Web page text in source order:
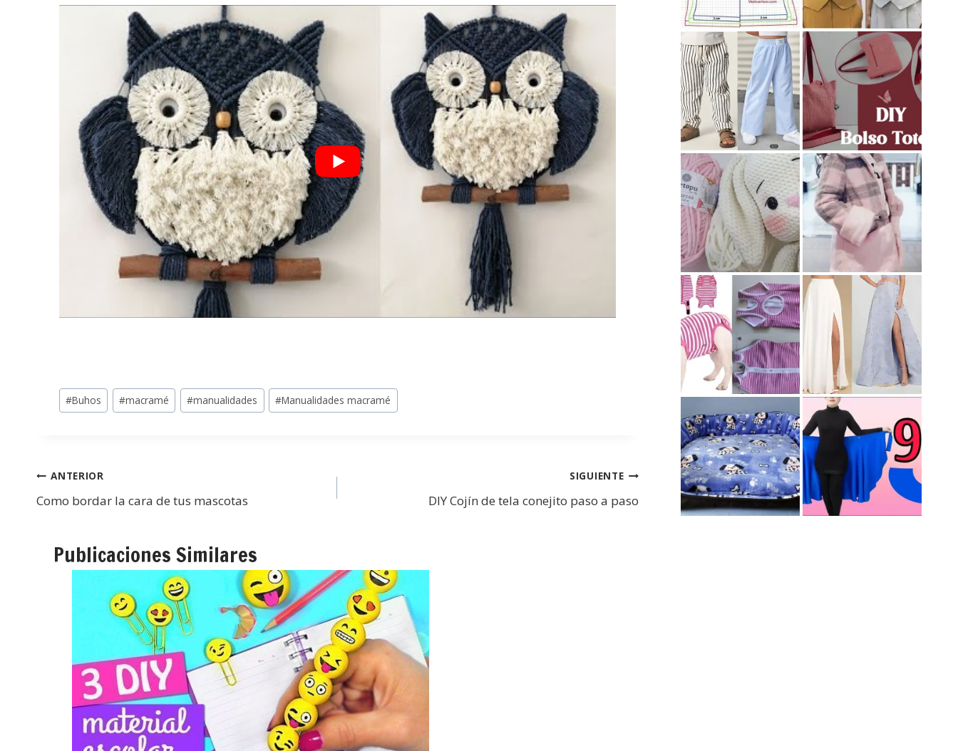
#Buhos #macramé #manualidades #Manualidades macramé
ANTERIOR
Como bordar la cara de tus mascotas
SIGUIENTE
DIY Cojín de tela conejito paso a paso
Publicaciones Similares